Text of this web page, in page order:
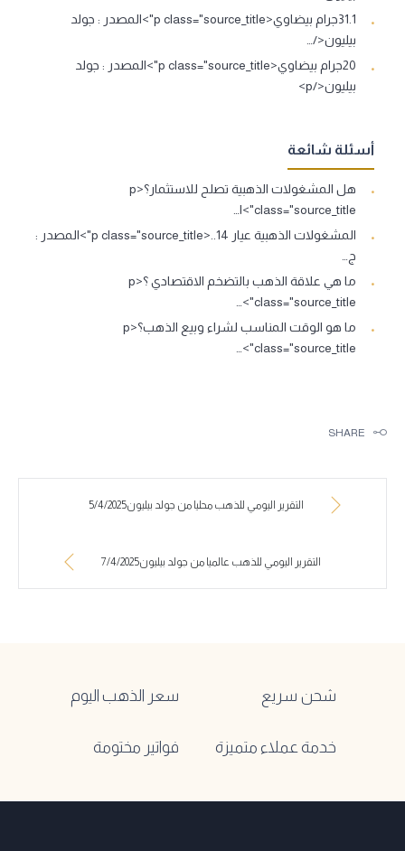
31.1جرام بيضاوي<p class="source_title">المصدر : جولد
بيليون</…
20جرام بيضاوي<p class="source_title">المصدر : جولد
بيليون</p>
أسئلة شائعة
هل المشغولات الذهبية تصلح للاستثمار؟<p
class="source_title">ا…
المشغولات الذهبية عيار 14..<p class="source_title">المصدر :
ج…
ما هي علاقة الذهب بالتضخم الاقتصادي ؟<p
class="source_title">…
ما هو الوقت المناسب لشراء وبيع الذهب؟<p
class="source_title">…
SHARE
التقرير اليومي للذهب محليا من جولد بيليون5/4/2025
التقرير اليومي للذهب عالميا من جولد بيليون7/4/2025
شحن سريع سعر الذهب اليوم
خدمة عملاء متميزة فواتير مختومة